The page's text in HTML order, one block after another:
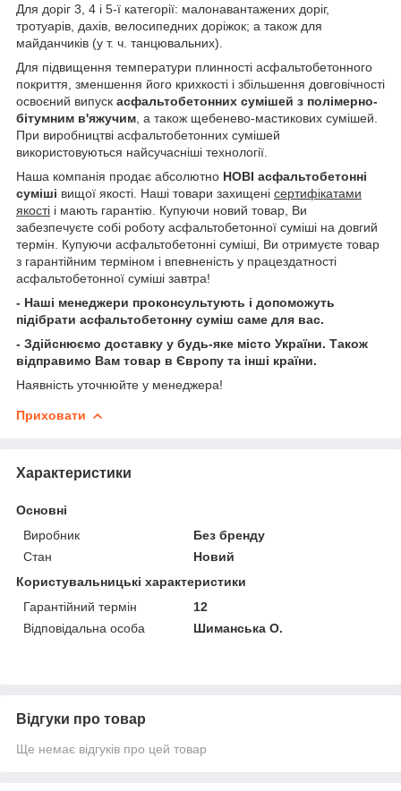
Для доріг 3, 4 і 5-ї категорії: малонавантажених доріг,
тротуарів, дахів, велосипедних доріжок; а також для
майданчиків (у т. ч. танцювальних).
Для підвищення температури плинності асфальтобетонного
покриття, зменшення його крихкості і збільшення довговічності
освоєний випуск асфальтобетонних сумішей з полімерно-
бітумним в'яжучим , а також щебенево-мастикових сумішей.
При виробництві асфальтобетонних сумішей
використовуються найсучасніші технології.
Наша компанія продає абсолютно НОВІ асфальтобетонні
суміші вищої якості. Наші товари захищені сертифікатами
якості і мають гарантію. Купуючи новий товар, Ви
забезпечуєте собі роботу асфальтобетонної суміші на довгий
термін. Купуючи асфальтобетонні суміші, Ви отримуєте товар
з гарантійним терміном і впевненість у працездатності
асфальтобетонної суміші завтра!
- Наші менеджери проконсультують і допоможуть
підібрати асфальтобетонну суміш саме для вас.
- Здійснюємо доставку у будь-яке місто України. Також
відправимо Вам товар в Європу та інші країни.
Наявність уточнюйте у менеджера!
Приховати
Характеристики
Основні
Виробник
Без бренду
Стан
Новий
Користувальницькі характеристики
Гарантійний термін
12
Відповідальна особа
Шиманська О.
Відгуки про товар
Ще немає відгуків про цей товар